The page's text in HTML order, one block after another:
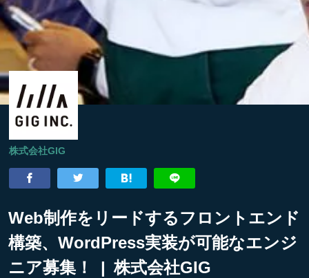
株式会社GIG
Web制作をリードするフロントエンド
構築、WordPress実装が可能なエンジ
ニア募集！ | 株式会社GIG